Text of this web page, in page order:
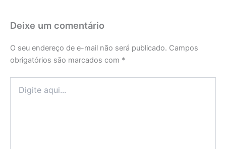
Deixe um comentário
O seu endereço de e-mail não será publicado. Campos
obrigatórios são marcados com *
aqui...